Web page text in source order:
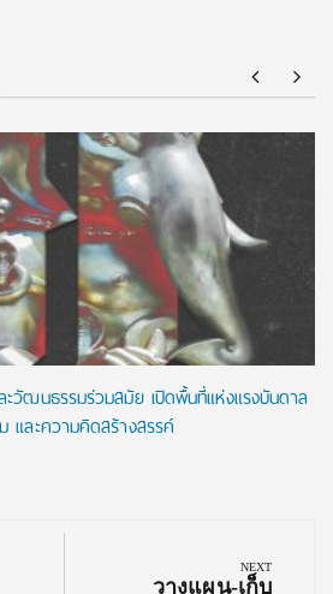
ะวัฒนธรรมร่วมสมัย เปิดพื้นที่แห่งแรงบันดาล
และความคิดสร้างสรรค์
NEXT
Next
วางแผน-เก็บ